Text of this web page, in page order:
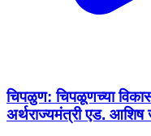
चिपळुण: चिपळूणच्या
अर्थराज्यमंत्री एड. आशिष